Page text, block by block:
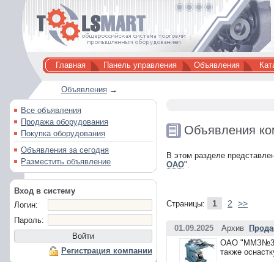
Главная Панель управления Объявления
Объявления →
Все объявления
Продажа оборудования
Покупка оборудования
Объявления за сегодня
Разместить объявление
Вход в систему
Логин:
Пароль:
Регистрация компании
Объявления
В этом разделе
ОАО".
Страницы: 1 2 >>
01.09.2025 Архив
ОАО "ММЗ№3"
также